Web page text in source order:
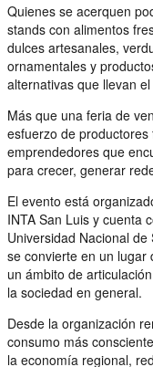
Quienes se acerquen
stands con alimentos
dulces artesanales,
ornamentales y
alternativas que llevan
Más que una feria de
esfuerzo de
emprendedores que
para crecer, generar
El evento está
INTA San Luis y cuenta
Universidad Nacional
se convierte en un lugar
un ámbito de
la sociedad en general.
Desde la organización
consumo más
la economía regional,